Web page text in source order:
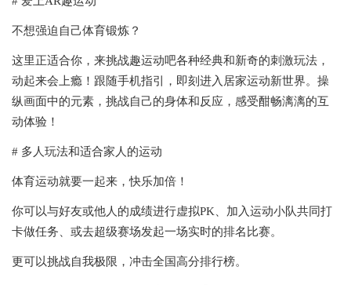
不想强迫自己体育锻炼？
这里正适合你，来挑战趣运动吧各种经典和新奇的刺激玩法，
动起来会上瘾！跟随手机指引，即刻进入居家运动新世界。操
纵画面中的元素，挑战自己的身体和反应，感受酣畅漓漓的互
动体验！
# 多人玩法和适合家人的运动
体育运动就要一起来，快乐加倍！
你可以与好友或他人的成绩进行虚拟PK、加入运动小队共同打
卡做任务、或去超级赛场发起一场实时的排名比赛。
更可以挑战自我极限，冲击全国高分排行榜。